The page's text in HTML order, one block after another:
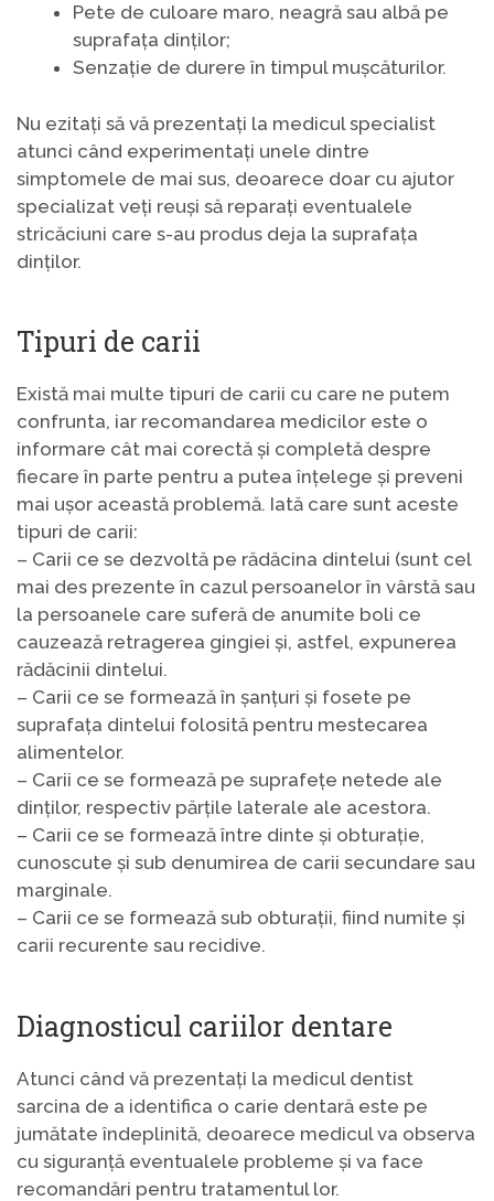
Pete de culoare maro, neagră sau albă pe
suprafața dinților;
Senzație de durere în timpul mușcăturilor.
Nu ezitați să vă prezentați la medicul specialist
atunci când experimentați unele dintre
simptomele de mai sus, deoarece doar cu ajutor
specializat veți reuși să reparați eventualele
stricăciuni care s-au produs deja la suprafața
dinților.
Tipuri de carii
Există mai multe tipuri de carii cu care ne putem
confrunta, iar recomandarea medicilor este o
informare cât mai corectă și completă despre
fiecare în parte pentru a putea înțelege și preveni
mai ușor această problemă. Iată care sunt aceste
tipuri de carii:
– Carii ce se dezvoltă pe rădăcina dintelui (sunt cel
mai des prezente în cazul persoanelor în vârstă sau
la persoanele care suferă de anumite boli ce
cauzează retragerea gingiei și, astfel, expunerea
rădăcinii dintelui.
– Carii ce se formează în șanțuri și fosete pe
suprafața dintelui folosită pentru mestecarea
alimentelor.
– Carii ce se formează pe suprafețe netede ale
dinților, respectiv părțile laterale ale acestora.
– Carii ce se formează între dinte și obturație,
cunoscute și sub denumirea de carii secundare sau
marginale.
– Carii ce se formează sub obturații, fiind numite și
carii recurente sau recidive.
Diagnosticul cariilor dentare
Atunci când vă prezentați la medicul dentist
sarcina de a identifica o carie dentară este pe
jumătate îndeplinită, deoarece medicul va observa
cu siguranță eventualele probleme și va face
recomandări pentru tratamentul lor.